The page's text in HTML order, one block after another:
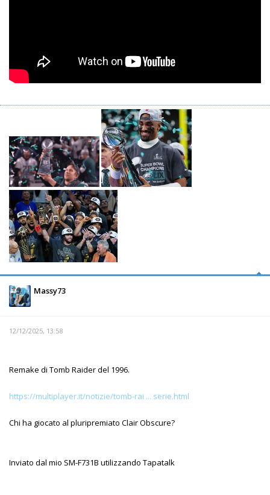
Massy73
12/12/2025, 13:58
Remake di Tomb Raider del 1996.
https://multiplayer.it/notizie/tomb-rai ... serie.html
Chi ha giocato al pluripremiato Clair Obscure?
Inviato dal mio SM-F731B utilizzando Tapatalk